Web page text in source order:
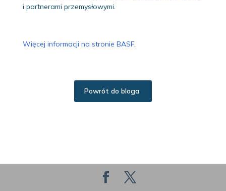
i partnerami przemysłowymi.
Więcej informacji na stronie BASF.
Powrót do bloga